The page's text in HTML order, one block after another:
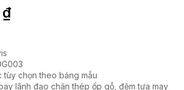
₫
tùy chọn theo bảng mẫu
lãnh đạo chân thép ốp gỗ, đệm tựa may